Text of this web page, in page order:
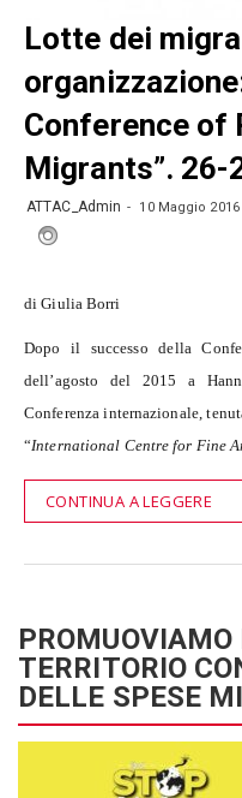
Lotte dei
Conference of
Migrants”.
ATTAC_Admin 10 Maggio 2016
di Giulia Borri
Dopo il successo della
dell’agosto del 2015 a
Conferenza internazionale,
“International Centre for Fine
CONTINUA A LEGGERE
PROMUOVIAMO
TERRITORIO
DELLE SPESE